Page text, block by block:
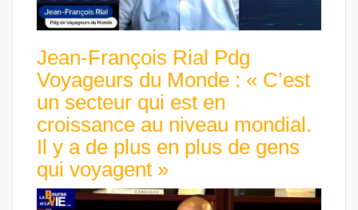
Jean-François Rial Pdg
Voyageurs du Monde : « C’est
un secteur qui est en
croissance au niveau mondial.
Il y a de plus en plus de gens
qui voyagent »